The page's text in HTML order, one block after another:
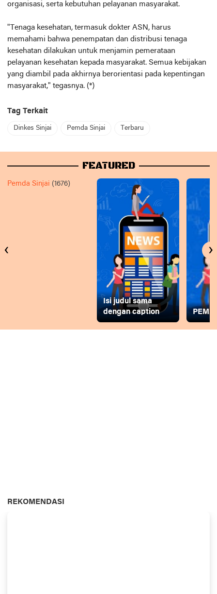
organisasi, serta kebutuhan pelayanan masyarakat.
"Tenaga kesehatan, termasuk dokter ASN, harus
memahami bahwa penempatan dan distribusi tenaga
kesehatan dilakukan untuk menjamin pemerataan
pelayanan kesehatan kepada masyarakat. Semua kebijakan
yang diambil pada akhirnya berorientasi pada kepentingan
masyarakat," tegasnya. (*)
Tag Terkait
Dinkes Sinjai Pemda Sinjai Terbaru
FEATURED
Pemda Sinjai (1676)
Isi judul sama
dengan caption
‹ ›
REKOMENDASI